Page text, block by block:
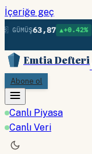
İçeriğe geç
63,87 ▲+0.42% •
Emtia Defteri
Abone ol
Canlı Piyasa
Canlı Veri